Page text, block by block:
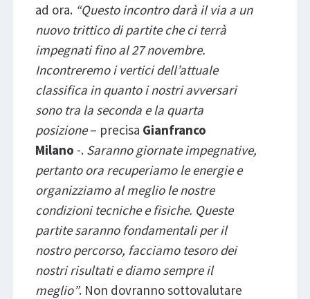
ad ora. “Questo incontro darà il via a un
nuovo trittico di partite che ci terrà
impegnati fino al 27 novembre.
Incontreremo i vertici dell’attuale
classifica in quanto i nostri avversari
sono tra la seconda e la quarta
posizione– precisa Gianfranco
Milano -. Saranno giornate impegnative,
pertanto ora recuperiamo le energie e
organizziamo al meglio le nostre
condizioni tecniche e fisiche. Queste
partite saranno fondamentali per il
nostro percorso, facciamo tesoro dei
nostri risultati e diamo sempre il
meglio”. Non dovranno sottovalutare